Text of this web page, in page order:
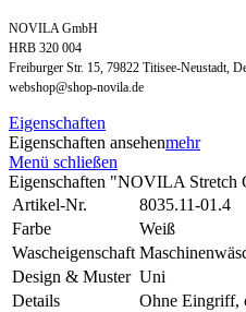
NOVILA GmbH
HRB 320 004
Freiburger Str. 15, 79822 Titisee-Neustadt,
webshop@shop-novila.de
Eigenschaften
Eigenschaften ansehenmehr
Menü schließen
Eigenschaften "NOVILA Stretch
Artikel-Nr.
8035.11-01.4
Farbe
Weiß
Wascheigenschaft
Design & Muster Uni
Details
Ohne Eingriff,